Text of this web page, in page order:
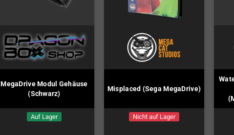
MegaDrive Modul Gehäuse
(Schwarz)
Auf Lager
Misplaced (Sega MegaDrive)
Nicht auf Lager